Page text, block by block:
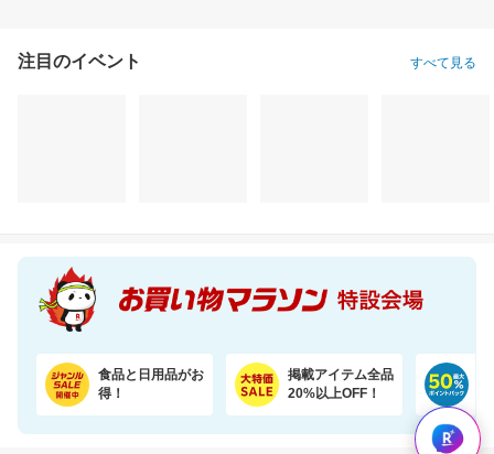
注目のイベント すべて見る
食品と日用品がお
得！
掲載アイテム全品
20%以上OFF！